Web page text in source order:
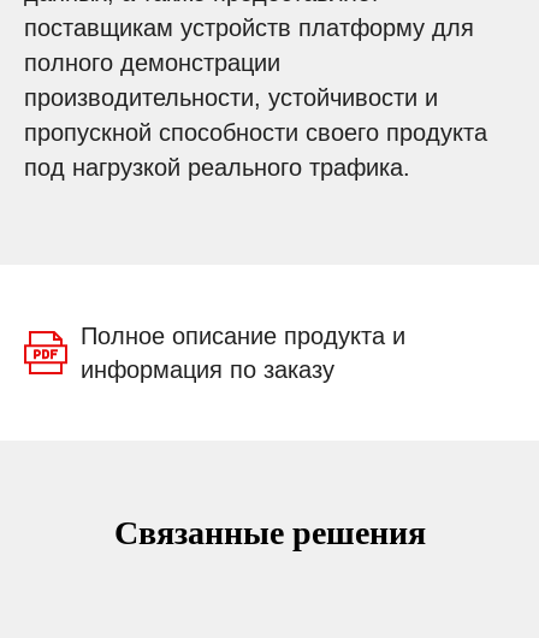
поставщикам устройств платформу для
полного демонстрации
производительности, устойчивости и
пропускной способности своего продукта
под нагрузкой реального трафика.
Полное описание продукта и
информация по заказу
Связанные решения